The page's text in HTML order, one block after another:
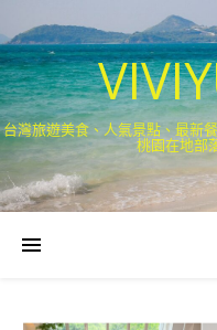
台灣旅遊美食、人氣景點、最新
桃園在地部